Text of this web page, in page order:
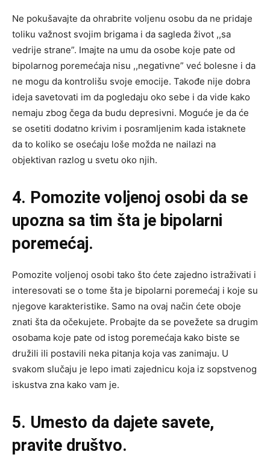
Ne pokušavajte da ohrabrite voljenu osobu da ne pridaje
toliku važnost svojim brigama i da sagleda život ,,sa
vedrije strane”. Imajte na umu da osobe koje pate od
bipolarnog poremećaja nisu ,,negativne” već bolesne i da
ne mogu da kontrolišu svoje emocije. Takođe nije dobra
ideja savetovati im da pogledaju oko sebe i da vide kako
nemaju zbog čega da budu depresivni. Moguće je da će
se osetiti dodatno krivim i posramljenim kada istaknete
da to koliko se osećaju loše možda ne nailazi na
objektivan razlog u svetu oko njih.
4. Pomozite voljenoj osobi da se
upozna sa tim šta je bipolarni
poremećaj.
Pomozite voljenoj osobi tako što ćete zajedno istraživati i
interesovati se o tome šta je bipolarni poremećaj i koje su
njegove karakteristike. Samo na ovaj način ćete oboje
znati šta da očekujete. Probajte da se povežete sa drugim
osobama koje pate od istog poremećaja kako biste se
družili ili postavili neka pitanja koja vas zanimaju. U
svakom slučaju je lepo imati zajednicu koja iz sopstvenog
iskustva zna kako vam je.
5. Umesto da dajete savete,
pravite društvo.